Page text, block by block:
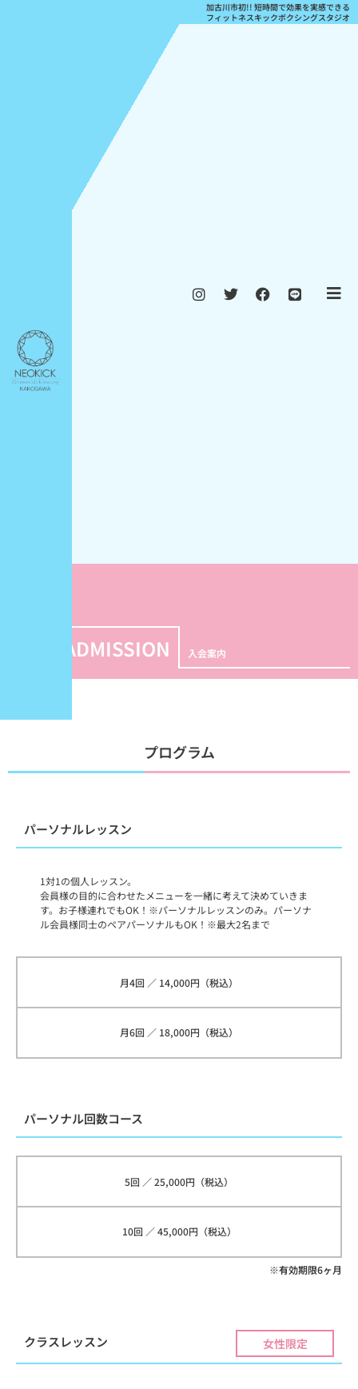
加古川市初!! 短時間で効果を実感できる
フィットネスキックボクシングスタジオ
I
n
T
w
F
a
L
i
ADMISSION 入会案内
プログラム
パーソナルレッスン
1対1の個人レッスン。
会員様の目的に合わせたメニューを一緒に考えて決めていきま
す。お子様連れでもOK！※パーソナルレッスンのみ。パーソナ
ル会員様同士のペアパーソナルもOK！※最大2名まで
月4回 ／ 14,000円（税込）
月6回 ／ 18,000円（税込）
パーソナル回数コース
5回 ／ 25,000円（税込）
10回 ／ 45,000円（税込）
※有効期限6ヶ月
クラスレッスン 女性限定